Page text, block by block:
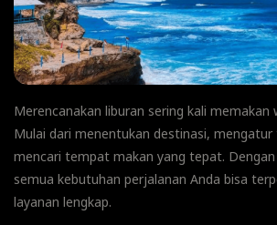
Merencanakan liburan sering kali
Mulai dari menentukan destinasi,
mencari tempat makan yang tepat. Dengan
semua kebutuhan perjalanan Anda bisa
layanan lengkap.